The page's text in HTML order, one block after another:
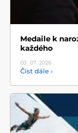
Medaile k
každého
03. 07. 2026
Číst dále ›